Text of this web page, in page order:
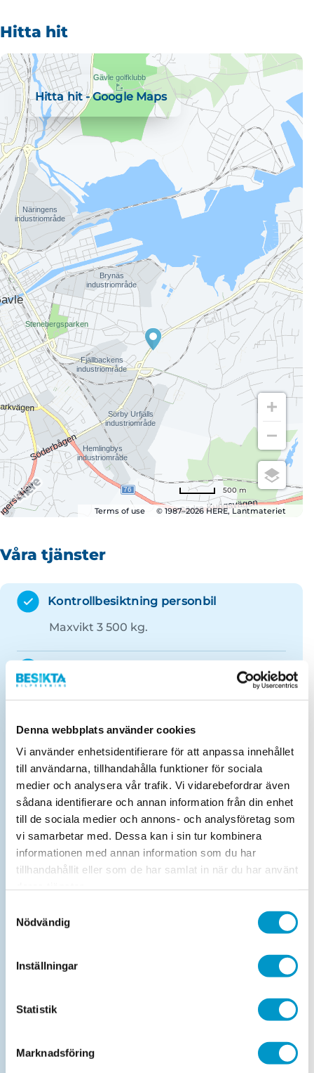
Denna webbplats använder cookies
Vi använder enhetsidentifierare för att anpassa innehållet
till användarna, tillhandahålla funktioner för sociala
medier och analysera vår trafik. Vi vidarebefordrar även
sådana identifierare och annan information från din enhet
till de sociala medier och annons- och analysföretag som
vi samarbetar med. Dessa kan i sin tur kombinera
informationen med annan information som du har
tillhandahållit eller som de har samlat in när du har använt
Nödvändig
Inställningar
Statistik
Marknadsföring
Hitta hit
Terms of use © 1987–2026 HERE, Lantmateriet
500 m
Hitta hit - Google Maps
Våra tjänster
Kontrollbesiktning personbil
Maxvikt 3 500 kg.
För prisuppgift kontakta kundtjänst
(tillägg för resekostnader för tekniker
tillkommer).
Kontrollbesiktning obromsat släp
Maxvikt 1 000 kg - Obs ska vara olastat!
Maxvikt 3 500 kg
Trafiksäkerhetskontroll
Registreringsbesiktning